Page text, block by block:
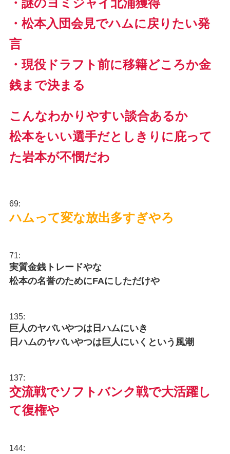
・謎のヨミジャイ北浦獲得
・松本入団会見でハムに戻りたい発
言
・現役ドラフト前に移籍どころか金
銭まで決まる
こんなわかりやすい談合あるか
松本をいい選手だとしきりに庇って
た岩本が不憫だわ
69:
ハムって変な放出多すぎやろ
71:
実質金銭トレードやな
松本の名誉のためにFAにしただけや
135:
巨人のヤバいやつは日ハムにいき
日ハムのヤバいやつは巨人にいくという風潮
137:
交流戦でソフトバンク戦で大活躍し
て復権や
144: